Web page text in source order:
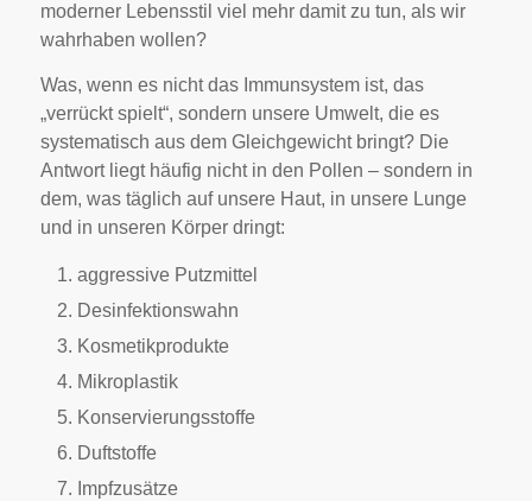
moderner Lebensstil viel mehr damit zu tun, als wir
wahrhaben wollen?
Was, wenn es nicht das Immunsystem ist, das
„verrückt spielt“, sondern unsere Umwelt, die es
systematisch aus dem Gleichgewicht bringt? Die
Antwort liegt häufig nicht in den Pollen – sondern in
dem, was täglich auf unsere Haut, in unsere Lunge
und in unseren Körper dringt:
aggressive Putzmittel
Desinfektionswahn
Kosmetikprodukte
Mikroplastik
Konservierungsstoffe
Duftstoffe
Impfzusätze